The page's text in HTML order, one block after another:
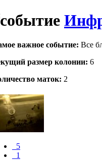
важное событие: Все
размер кoлонии: 6
маток: 2
_5
_1